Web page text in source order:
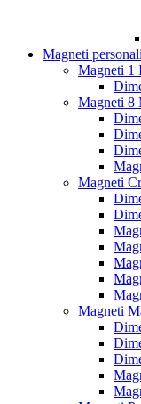
Magneti
Magneti 1
Magneti 8
Magneti
Magneti